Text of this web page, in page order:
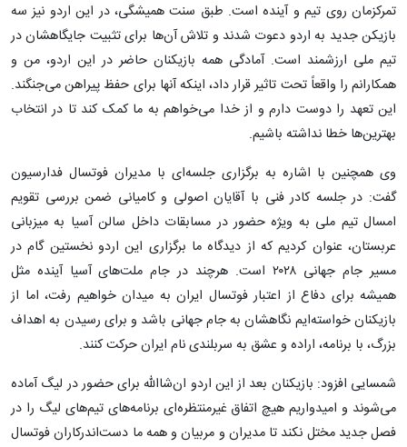
تمرکزمان روی تیم و آینده است. طبق سنت همیشگی، در این اردو نیز سه
بازیکن جدید به اردو دعوت شدند و تلاش آن‌ها برای تثبیت جایگاهشان در
تیم ملی ارزشمند است. آمادگی همه بازیکنان حاضر در این اردو، ‌من و
همکارانم را واقعاً تحت تاثیر قرار داد، اینکه آنها برای حفظ پیراهن می‌جنگند.
این تعهد را دوست دارم و از خدا می‌خواهم‌ به ما کمک کند تا در انتخاب
بهترین‌ها خطا نداشته باشیم.
وی همچنین با اشاره به برگزاری جلسه‌ای با مدیران فوتسال فدارسیون
گفت: در جلسه کادر فنی با آقایان اصولی و کامیانی ضمن بررسی تقویم
امسال تیم ملی به ویژه حضور در مسابقات داخل سالن آسیا به میزبانی
عربستان، عنوان کردیم که از دیدگاه ما برگزاری این اردو نخستین گام در
مسیر جام جهانی ۲۰۲۸ است. هرچند در جام ملت‌های آسیا آینده مثل
همیشه برای دفاع از اعتبار فوتسال ایران به میدان خواهیم رفت، اما از
بازیکنان خواسته‌ایم نگاهشان به جام جهانی باشد و برای رسیدن به اهداف
بزرگ، با برنامه، اراده و عشق به سربلندی نام ایران حرکت کنند.
شمسایی افزود: بازیکنان بعد از این اردو ان‌شاالله برای حضور در لیگ آماده
می‌شوند و امیدواریم هیچ اتفاق غیرمنتظره‌ای برنامه‌های تیم‌های لیگ را در
فصل جدید مختل نکند تا مدیران و مربیان و همه ما دست‌اندرکاران فوتسال